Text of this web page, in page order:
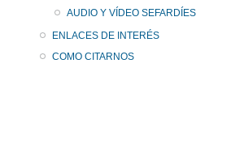
AUDIO Y VÍDEO SEFARDÍES
ENLACES DE INTERÉS
COMO CITARNOS